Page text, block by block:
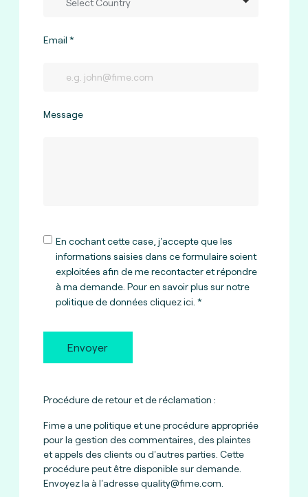
Email
Message
En cochant cette case, j'accepte que les
informations saisies dans ce formulaire soient
exploitées afin de me recontacter et répondre
à ma demande. Pour en savoir plus sur notre
politique de données cliquez ici
Envoyer
Procédure de retour et de réclamation :
Fime a une politique et une procédure appropriée
pour la gestion des commentaires, des plaintes
et appels des clients ou d'autres parties. Cette
procédure peut être disponible sur demande.
Envoyez la à l'adressequality@fime.com